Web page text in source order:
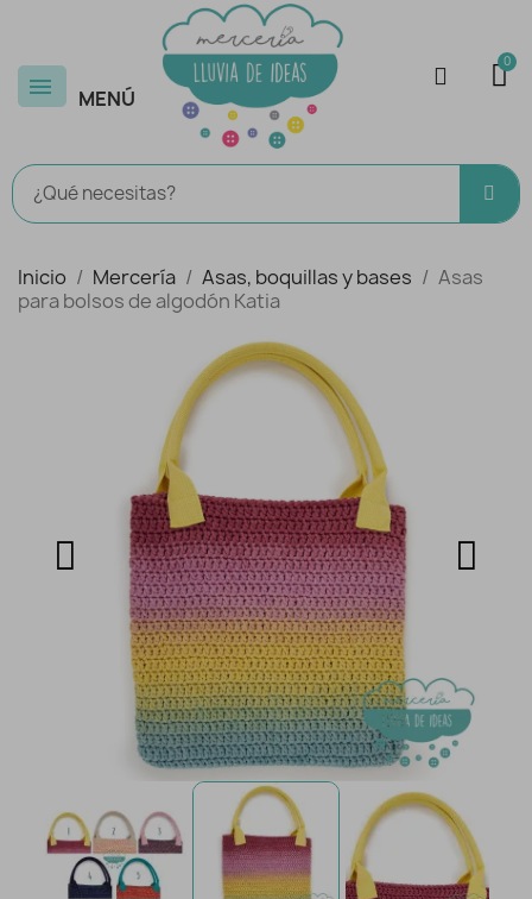
MENÚ
Inicio Mercería Asas, boquillas y bases
Asas
para bolsos de algodón Katia